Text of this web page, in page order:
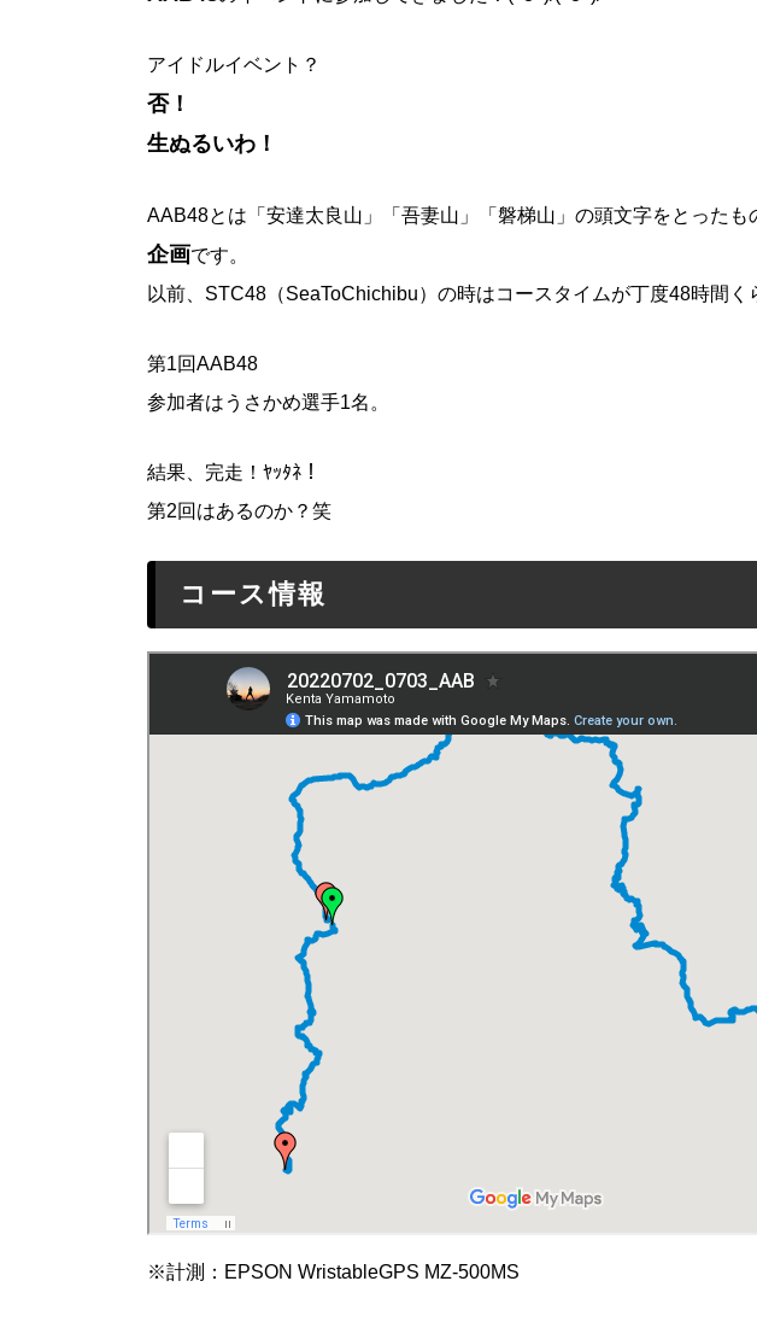
アイドルイベント？
否！
生ぬるいわ！
AAB48とは「安達太良山」「吾妻山」「磐梯山」の頭文字をとった
企画です。
以前、STC48（SeaToChichibu）の時はコースタイムが丁度48時間
第1回AAB48
参加者はうさかめ選手1名。
結果、完走！ﾔｯﾀﾈ！
第2回はあるのか？笑
コース情報
※計測：EPSON WristableGPS MZ-500MS